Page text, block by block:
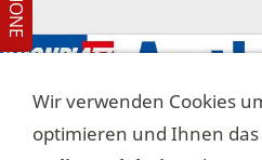
Wir verwenden Cookies
optimieren und Ihnen das